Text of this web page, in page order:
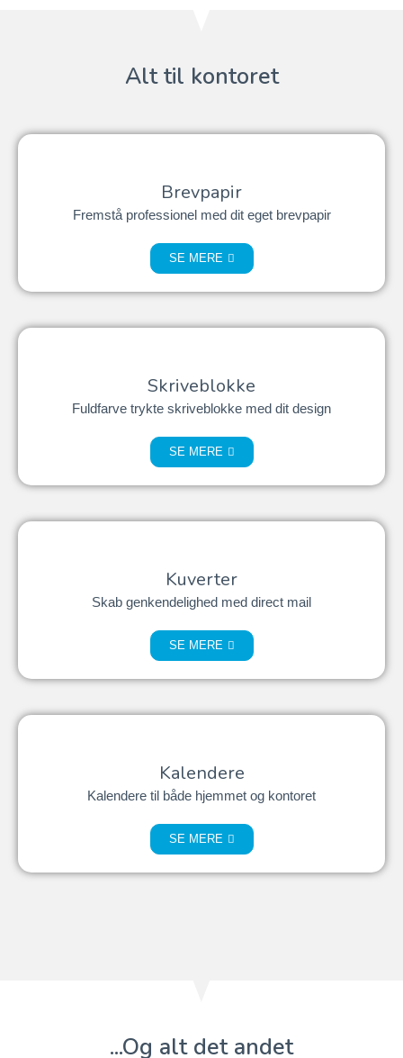
Alt til kontoret
Brevpapir
Fremstå professionel med dit eget brevpapir
SE MERE
Skriveblokke
Fuldfarve trykte skriveblokke med dit design
SE MERE
Kuverter
Skab genkendelighed med direct mail
SE MERE
Kalendere
Kalendere til både hjemmet og kontoret
SE MERE
...Og alt det andet